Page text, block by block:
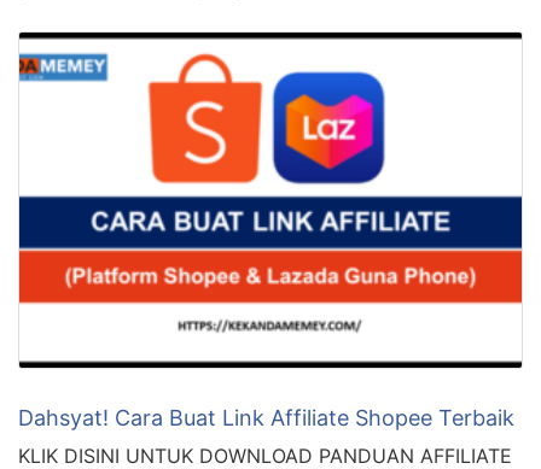
Dahsyat! Cara Buat Link Affiliate Shopee Terbaik
KLIK DISINI UNTUK DOWNLOAD PANDUAN AFFILIATE